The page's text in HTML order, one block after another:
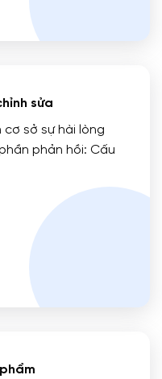
sửa
cơ sở sự hài lòng
phản hồi: Cấu